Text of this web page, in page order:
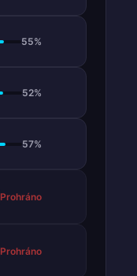
55%
52%
57%
Prohráno
Prohráno